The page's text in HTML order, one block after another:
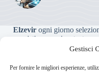
Gestisci
Per fornire le migliori esperienze,
Elzevirogni giorno
saggistica, poesia e teatro.
Testata giornalistica online